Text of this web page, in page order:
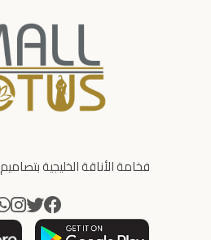
فخامة الأناقة الخليجية